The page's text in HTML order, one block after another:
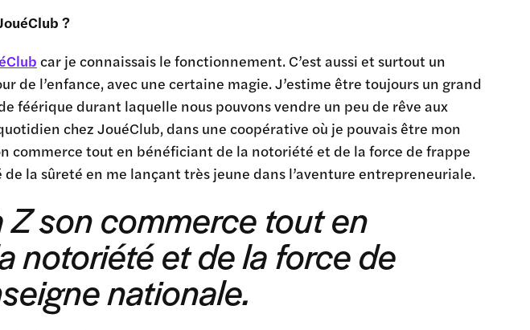
?
car je connaissais le fonctionnement. C’est aussi et surtout un
de l’enfance, avec une certaine magie. J’estime être toujours un grand
féérique durant laquelle nous pouvons vendre un peu de rêve aux
chez JouéClub, dans une coopérative où je pouvais être mon
commerce tout en bénéficiant de la notoriété et de la force de frappe
de la sûreté en me lançant très jeune dans l’aventure entrepreneuriale.
son commerce tout en
notoriété et de la force de
nationale.